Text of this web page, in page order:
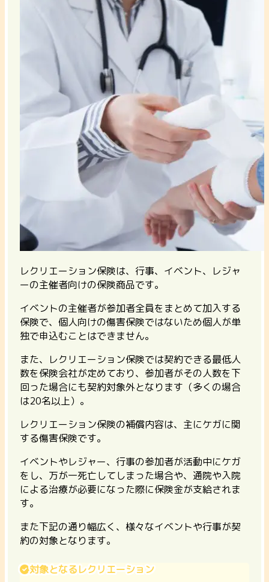
レクリエーション保険は、行事、イベント、レジャ
ーの主催者向けの保険商品です。
イベントの主催者が参加者全員をまとめて加入する
保険で、 個人向けの傷害保険ではないため個人が単
独で申込むことはできません。
また、レクリエーション保険では契約できる最低人
数を保険会社が定めており、参加者がその人数を下
回った場合にも契約対象外となります（多くの場合
は20名以上）。
レクリエーション保険の補償内容は、主にケガに関
する傷害保険です。
イベントやレジャー、行事の参加者が活動中にケガ
をし、万が一死亡してしまった場合や、通院や入院
による治療が必要になった際に保険金が支給されま
す。
また下記の通り幅広く、様々なイベントや行事が契
約の対象となります。
対象となるレクリエーション